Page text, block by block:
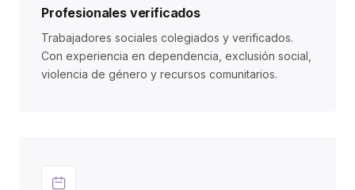
Profesionales verificados
Trabajadores sociales colegiados y verificados.
Con experiencia en dependencia, exclusión social,
violencia de género y recursos comunitarios.